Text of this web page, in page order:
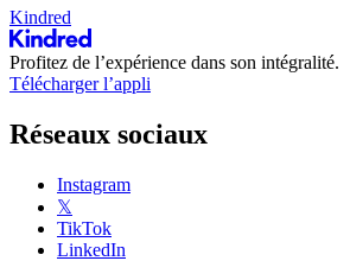
Kindred
Profitez de l’expérience dans son intégralité.
Télécharger l’appli
Réseaux sociaux
Instagram
𝕏
TikTok
LinkedIn